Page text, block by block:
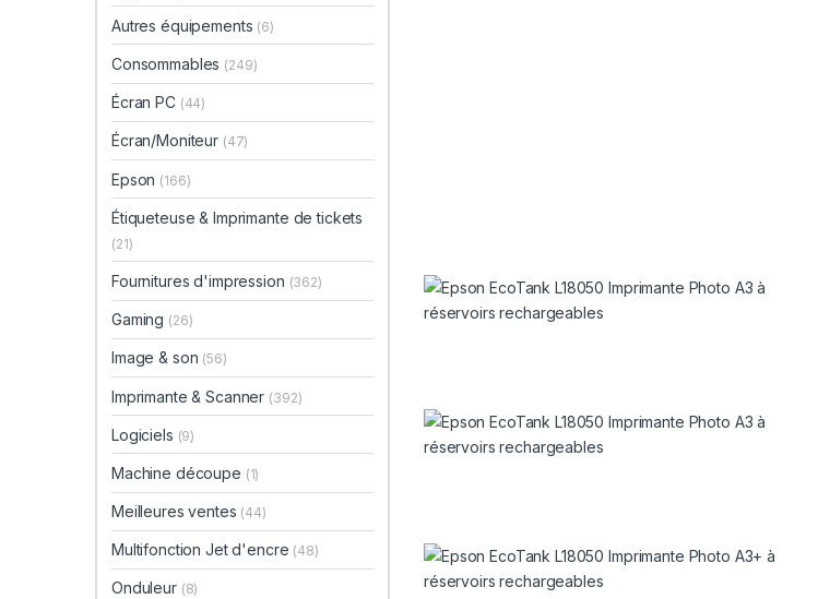
Autres équipements (6)
Consommables (249)
Écran PC (44)
Écran/Moniteur (47)
Epson (166)
Étiqueteuse & Imprimante de tickets
(21)
Fournitures d'impression (362)
Gaming (26)
Image & son (56)
Imprimante & Scanner (392)
Logiciels (9)
Machine découpe (1)
Meilleures ventes (44)
Multifonction Jet d'encre (48)
Onduleur (8)